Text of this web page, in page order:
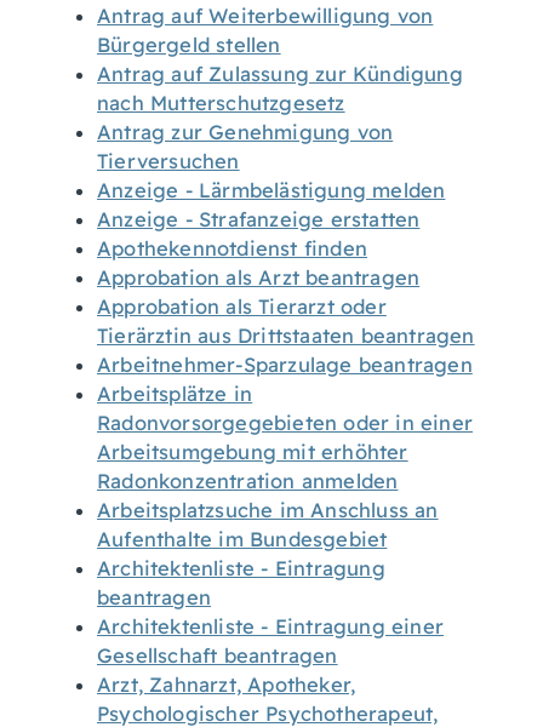
Antrag auf Weiterbewilligung von
Bürgergeld stellen
Antrag auf Zulassung zur Kündigung
nach Mutterschutzgesetz
Antrag zur Genehmigung von
Tierversuchen
Anzeige - Lärmbelästigung melden
Anzeige - Strafanzeige erstatten
Apothekennotdienst finden
Approbation als Arzt beantragen
Approbation als Tierarzt oder
Tierärztin aus Drittstaaten beantragen
Arbeitnehmer-Sparzulage beantragen
Arbeitsplätze in
Radonvorsorgegebieten oder in einer
Arbeitsumgebung mit erhöhter
Radonkonzentration anmelden
Arbeitsplatzsuche im Anschluss an
Aufenthalte im Bundesgebiet
Architektenliste - Eintragung
beantragen
Architektenliste - Eintragung einer
Gesellschaft beantragen
Arzt, Zahnarzt, Apotheker,
Psychologischer Psychotherapeut,